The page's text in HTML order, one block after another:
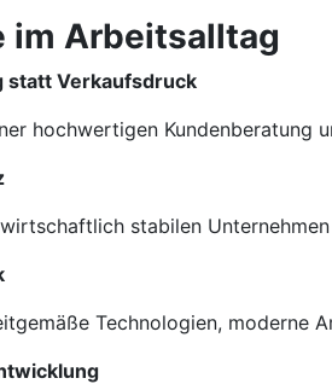
im Arbeitsalltag
statt Verkaufsdruck
hochwertigen Kundenberatung
stabilen
Technologien, moderne